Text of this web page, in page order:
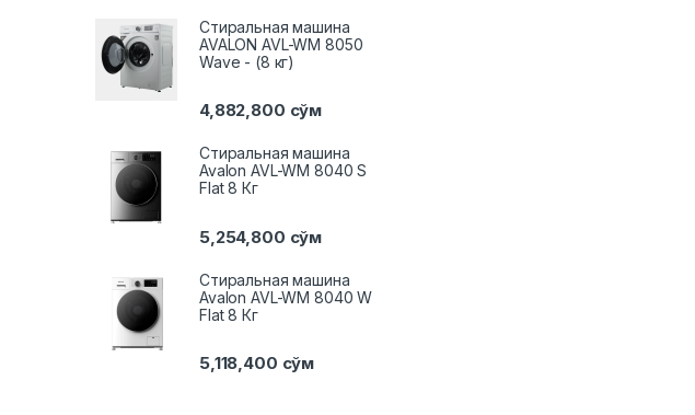
Стиральная машина
AVALON AVL-WM 8050
Wave - (8 кг)
4,882,800 сўм
Стиральная машина
Avalon AVL-WM 8040 S
Flat 8 Кг
5,254,800 сўм
Стиральная машина
Avalon AVL-WM 8040 W
Flat 8 Кг
5,118,400 сўм